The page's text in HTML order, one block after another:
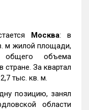
Москва: в
м жилой площади,
общего объема
стране. За квартал
тыс. кв. м.
позицию, занял
области